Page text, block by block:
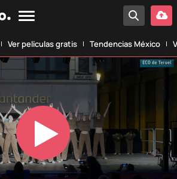
Ver películas gratis Tendencias México
Play